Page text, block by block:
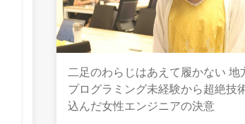
二足のわらじはあえて履かない 地
プログラミング未経験から超絶技
込んだ女性エンジニアの決意